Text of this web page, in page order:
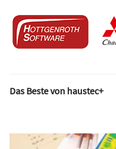
Das Beste von haustec+